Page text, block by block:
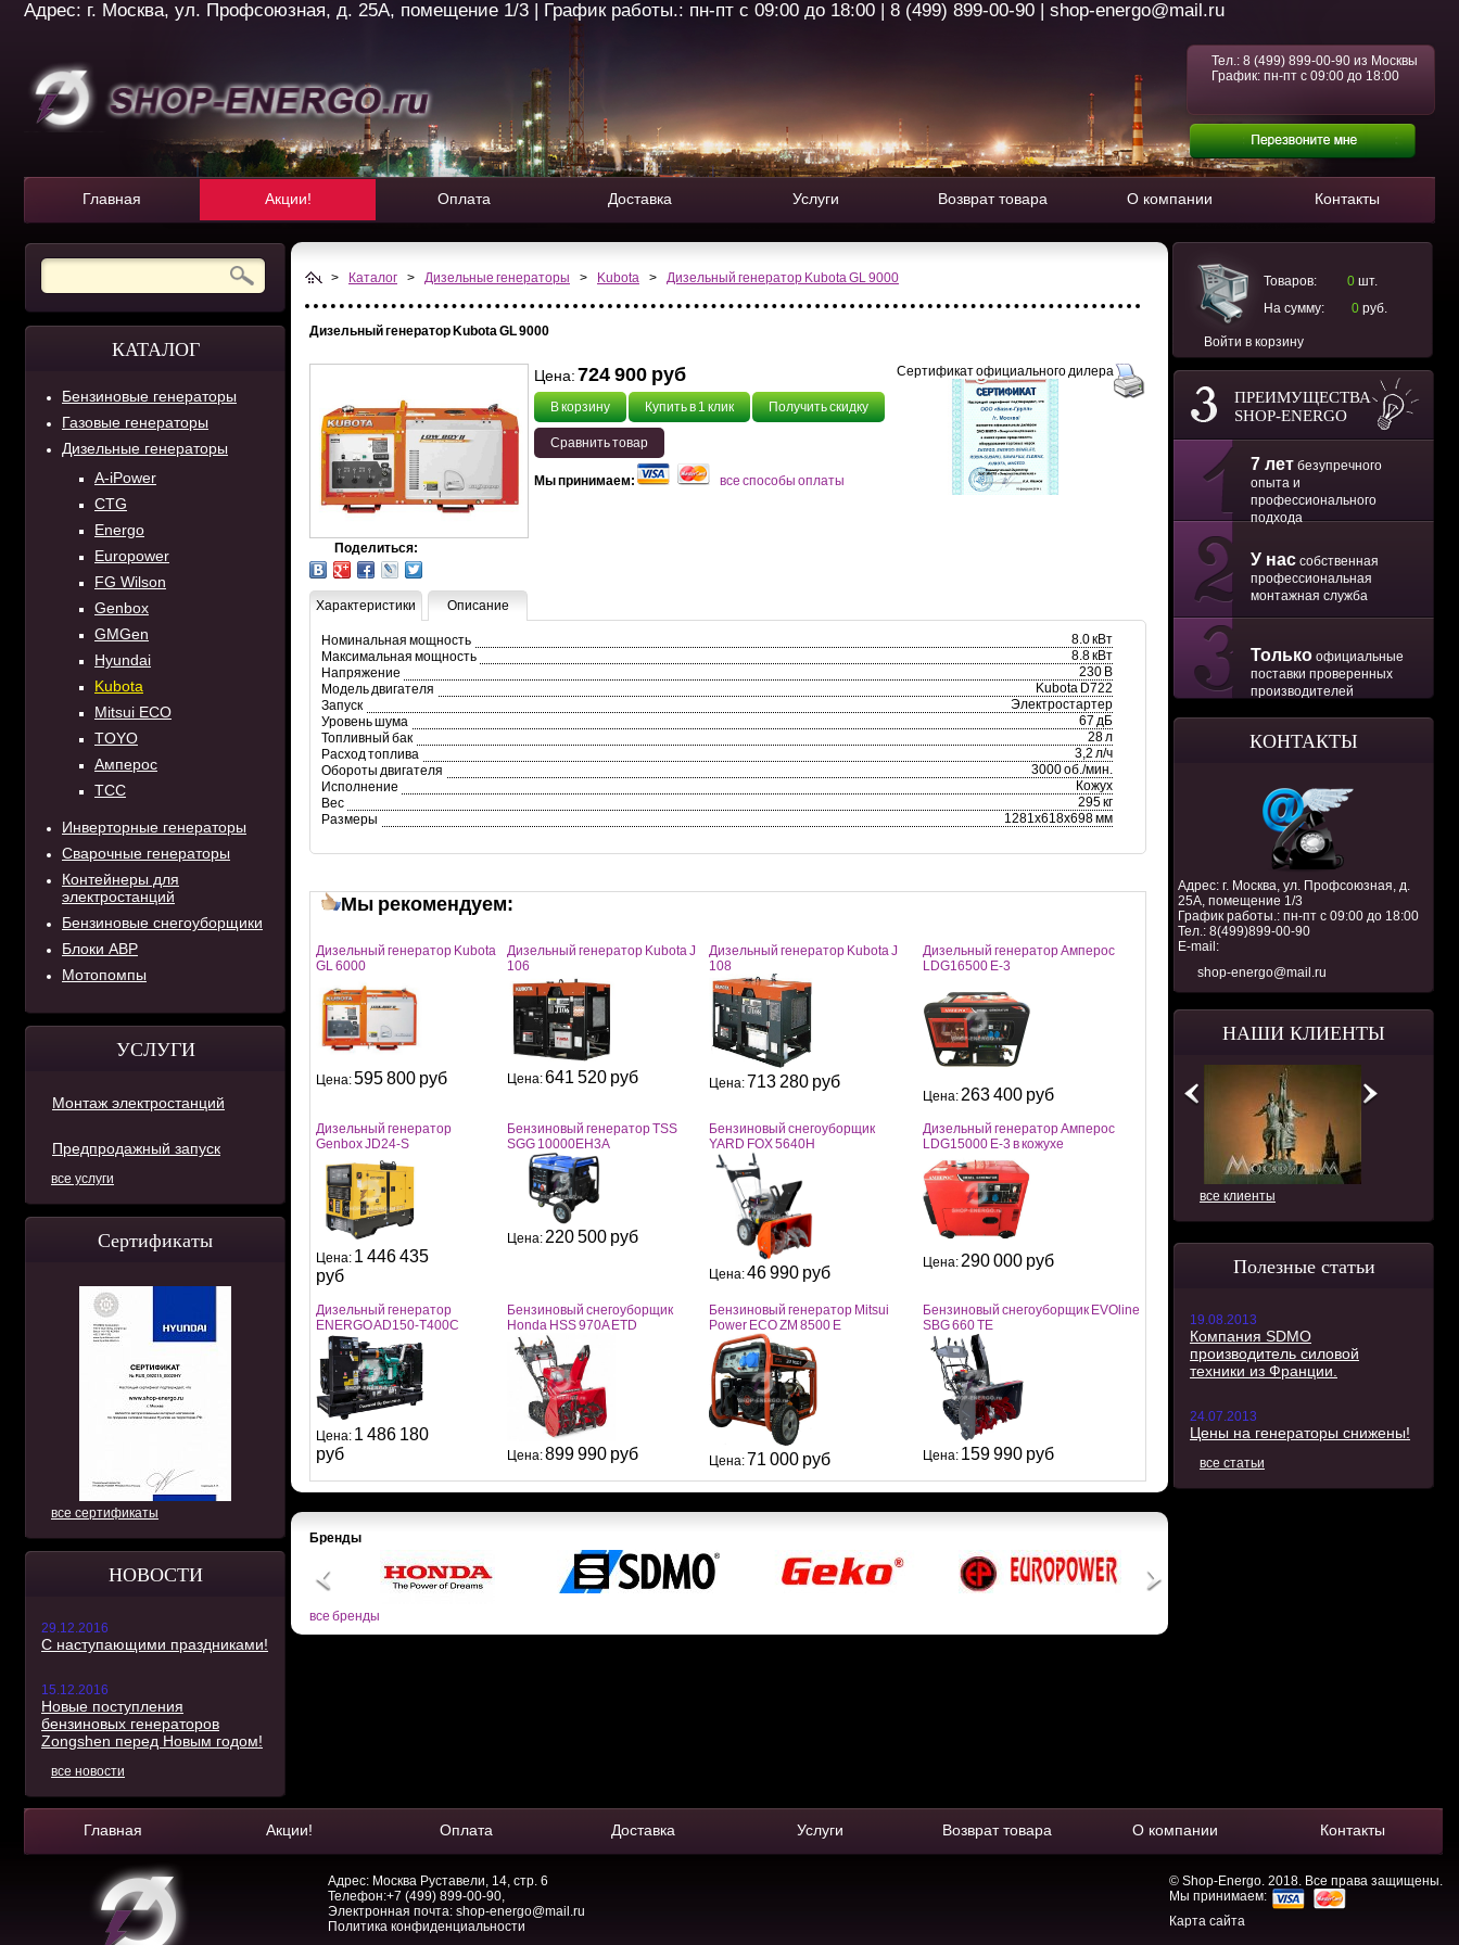
Адрес: г. Москва, ул. Профсоюзная, д. 25А, помещение 1/3 | График работы.: пн-пт с 09:00 до 18:00 | 8 (499) 899-00-90 | shop-energo@mail.ru
Тел.: 8 (499) 899-00-90 из Москвы
График: пн-пт с 09:00 до 18:00
Главная Акции! Оплата Доставка Услуги Возврат товара О компании Контакты
КАТАЛОГ
Бензиновые генераторы
Газовые генераторы
Дизельные генераторы
A-iPower
CTG
Energo
Europower
FG Wilson
Genbox
GMGen
Hyundai
Kubota
Mitsui ECO
TOYO
Амперос
ТСС
Инверторные генераторы
Сварочные генераторы
Контейнеры для
электростанций
Бензиновые снегоуборщики
Блоки АВР
Мотопомпы
УСЛУГИ
Монтаж электростанций
Предпродажный запуск
все услуги
Сертификаты
все сертификаты
НОВОСТИ
29.12.2016
С наступающими праздниками!
15.12.2016
Новые поступления
бензиновых генераторов
Zongshen перед Новым годом!
все новости
Товаров: 0 шт.
На сумму:
0 руб.
Войти в корзину
ПРЕИМУЩЕСТВА
SHOP-ENERGO
7 лет безупречного
опыта и
профессионального
подхода
У нас собственная
профессиональная
монтажная служба
Только официальные
поставки проверенных
производителей
КОНТАКТЫ
Адрес: г. Москва, ул. Профсоюзная, д.
25А, помещение 1/3
График работы.: пн-пт с 09:00 до 18:00
Тел.: 8(499)899-00-90
E-mail:
shop-energo@mail.ru
НАШИ КЛИЕНТЫ
все клиенты
Полезные статьи
19.08.2013
Компания SDMO
производитель силовой
техники из Франции.
24.07.2013
Цены на генераторы снижены!
все статьи
> Каталог > Дизельные генераторы > Kubota > Дизельный генератор Kubota GL 9000
Дизельный генератор Kubota GL 9000
Сертификат официального дилера
Цена:724 900 руб
В корзину Купить в 1 клик Получить скидку
Сравнить товар
Мы принимаем: все способы оплаты
Поделиться:
Характеристики Описание
Номинальная мощность
8.0 кВт
Максимальная мощность
8.8 кВт
Напряжение
230 В
Модель двигателя
Kubota D722
Запуск
Электростартер
Уровень шума
67 дБ
Топливный бак
28 л
Расход топлива
3,2 л/ч
Обороты двигателя
3000 об./мин.
Исполнение
Кожух
Вес
295 кг
Размеры
1281х618х698 мм
Мы рекомендуем:
Дизельный генератор Kubota
GL 6000
Цена:595 800 руб
Дизельный генератор Kubota J
106
Цена:641 520 руб
Дизельный генератор Kubota J
108
Цена:713 280 руб
Дизельный генератор Амперос
LDG16500 E-3
Цена: 263 400 руб
Дизельный генератор
Genbox JD24-S
Цена: 1 446 435
руб
Бензиновый генератор TSS
SGG 10000EH3A
Цена: 220 500 руб
Бензиновый снегоуборщик
YARD FOX 5640H
Цена:46 990 руб
Дизельный генератор Амперос
LDG15000 E-3 в кожухе
Цена: 290 000 руб
Дизельный генератор
ENERGO AD150-T400C
Цена: 1 486 180
руб
Бензиновый снегоуборщик
Honda HSS 970A ETD
Цена:899 990 руб
Бензиновый генератор Mitsui
Power ECO ZM 8500 E
Цена:71 000 руб
Бензиновый снегоуборщик EVOline
SBG 660 TE
Цена: 159 990 руб
Бренды
все бренды
Главная Акции! Оплата Доставка Услуги Возврат товара О компании Контакты
Адрес: Москва Руставели, 14, стр. 6
Телефон:+7 (499) 899-00-90,
Электронная почта: shop-energo@mail.ru
Политика конфиденциальности
© Shop-Energo. 2018. Все права защищены.
Мы принимаем:
Карта сайта